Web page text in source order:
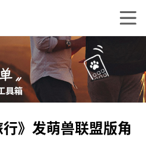
》发萌兽联盟版角